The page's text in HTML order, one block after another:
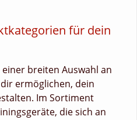
für dein
breiten Auswahl an
ermöglichen, dein
Im Sortiment
die sich an